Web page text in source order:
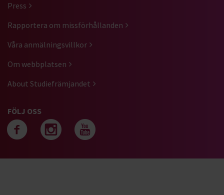
Press
Rapportera om missförhållanden
Våra anmälningsvillkor
Om webbplatsen
About Studiefrämjandet
FÖLJ OSS
Följ oss på facebook
Följ oss på
Följ oss på